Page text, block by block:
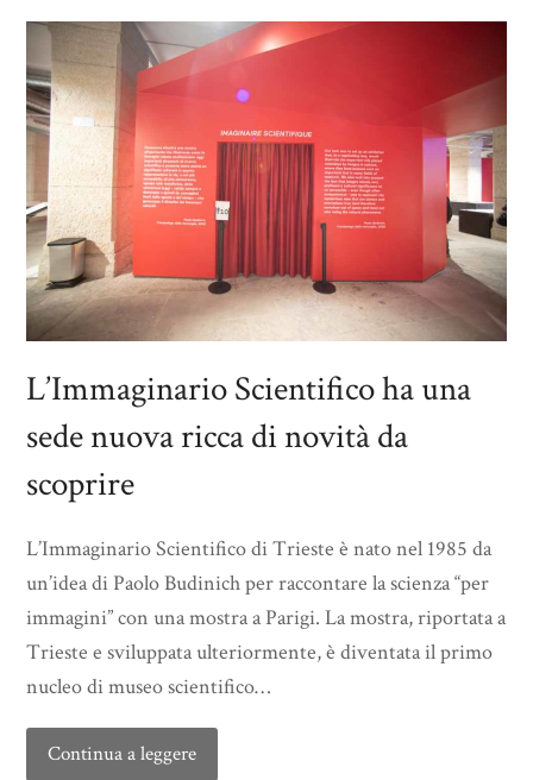
L’Immaginario Scientifico ha una
sede nuova ricca di novità da
scoprire
L’Immaginario Scientifico di Trieste è nato nel 1985 da
un’idea di Paolo Budinich per raccontare la scienza “per
immagini” con una mostra a Parigi. La mostra, riportata a
Trieste e sviluppata ulteriormente, è diventata il primo
nucleo di museo scientifico…
Continua a leggere